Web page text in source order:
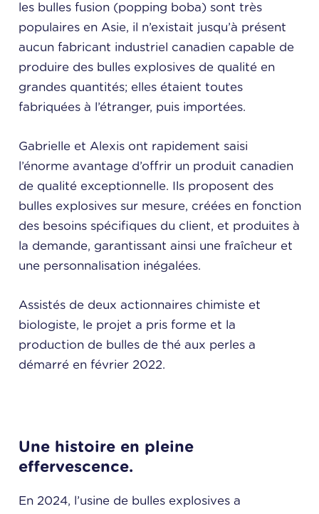
les bulles fusion (popping boba) sont très
populaires en Asie, il n’existait jusqu’à présent
aucun fabricant industriel canadien capable de
produire des bulles explosives de qualité en
grandes quantités; elles étaient toutes
fabriquées à l’étranger, puis importées.
Gabrielle et Alexis ont rapidement saisi
l’énorme avantage d’offrir un produit canadien
de qualité exceptionnelle. Ils proposent des
bulles explosives sur mesure, créées en fonction
des besoins spécifiques du client, et produites à
la demande, garantissant ainsi une fraîcheur et
une personnalisation inégalées.
Assistés de deux actionnaires chimiste et
biologiste, le projet a pris forme et la
production de bulles de thé aux perles a
démarré en février 2022.
Une histoire en pleine
effervescence.
En 2024, l’usine de bulles explosives a